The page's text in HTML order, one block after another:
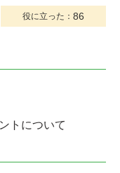
役に立った： 86
トについて